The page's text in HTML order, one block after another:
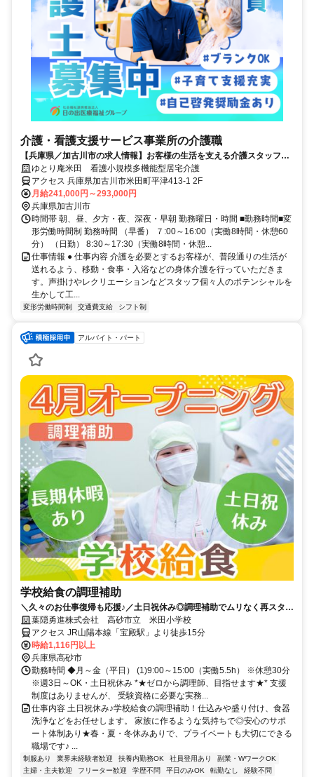
介護・看護支援サービス事業所の介護職
【兵庫県／加古川市の求人情報】お客様の生活を支える介護スタッフ募
集！ゆとり庵米田 看護小規模多機能型居宅介護
アクセス 兵庫県加古川市米田町平津413-1 2F
月給241,000円～293,000円
兵庫県加古川市
時間帯 朝、昼、夕方・夜、深夜・早朝 勤務曜日・時間 ■勤務時間■変
形労働時間制 勤務時間 （早番） ７:00～16:00（実働8時間・休憩60
分） （日勤） 8:30～17:30（実働8時間・休憩...
仕事情報 ● 仕事内容 介護を必要とするお客様が、普段通りの生活が
送れるよう、移動・食事・入浴などの身体介護を行っていただきま
す。声掛けやレクリエーションなどスタッフ個々人のポテンシャルを
生かして工...
変形労働時間制 交通費支給 シフト制
アルバイト・パート
学校給食の調理補助
＼久々のお仕事復帰も応援♪／土日祝休み◎調理補助でムリなく再スター
ト！家庭との両立も◎
葉隠勇進株式会社 高砂市立 米田小学校
アクセス JR山陽本線「宝殿駅」より徒歩15分
時給1,116円以上
兵庫県高砂市
勤務時間 ◆月～金（平日） (1)9:00～15:00（実働5.5h） ※休憩30分
※週3日～OK・土日祝休み *★ゼロから調理師、目指せます★* 支援
制度はありませんが、 受験資格に必要な実務...
仕事内容 土日祝休み♪学校給食の調理補助！仕込みや盛り付け、食器
洗浄などをお任せします。 家族に作るような気持ちで◎安心のサポ
ート体制あり★春・夏・冬休みありで、プライベートも大切にできる
職場です♪ ...
制服あり 業界未経験者歓迎 扶養内勤務OK 社員登用あり
副業・WワークOK
主婦・主夫歓迎
フリーター歓迎 学歴不問 平日のみOK 転勤なし
経験不問